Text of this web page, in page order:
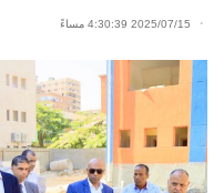
2025/07/15 4:30:39 مساءً